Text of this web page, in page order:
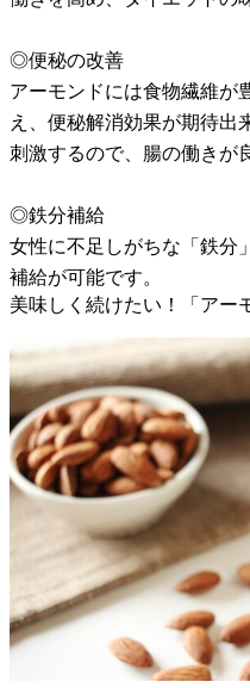
◎便秘の改善
アーモンドには食物繊維が
え、便秘解消効果が期待出
刺激するので、腸の働きが
◎鉄分補給
女性に不足しがちな「鉄分
補給が可能です。
美味しく続けたい！「アー